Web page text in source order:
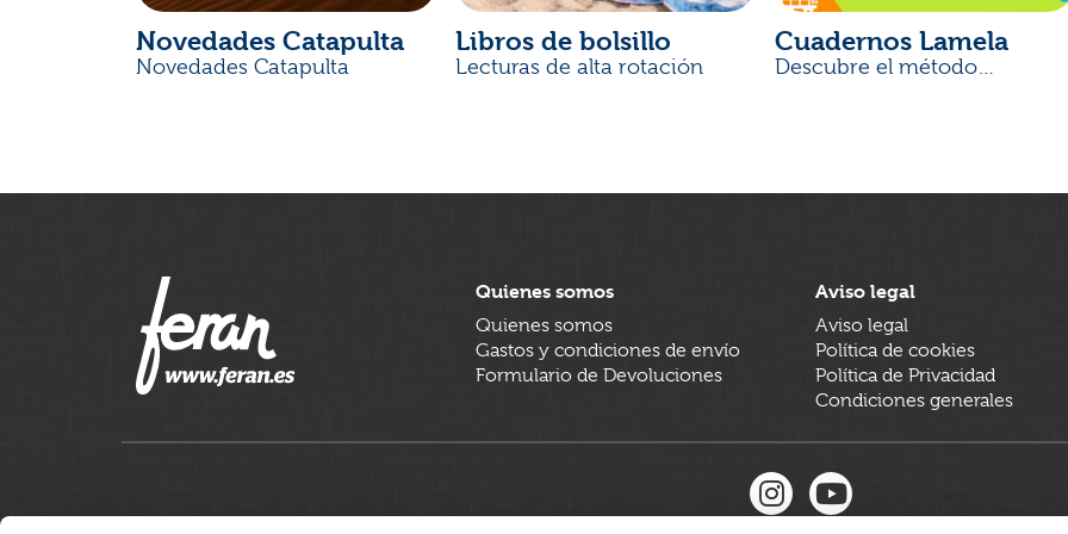
Novedades Catapulta
Novedades Catapulta
Libros de bolsillo
Lecturas de alta rotación
Cuadernos Lamela
Descubre el método
Quienes somos
Quienes somos
Gastos y condiciones de envío
Formulario de Devoluciones
Aviso legal
Aviso legal
Política de cookies
Política de Privacidad
Condiciones generales